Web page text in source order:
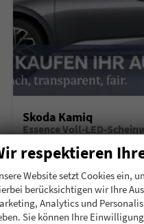
Skoda Kamiq
Fahrzeugnummer 196911
Benzin
20.780,– €
respektieren
Website setzt Cookies ein,
berücksichtigen wir Ihre
Analytics und
Sie können Ihre